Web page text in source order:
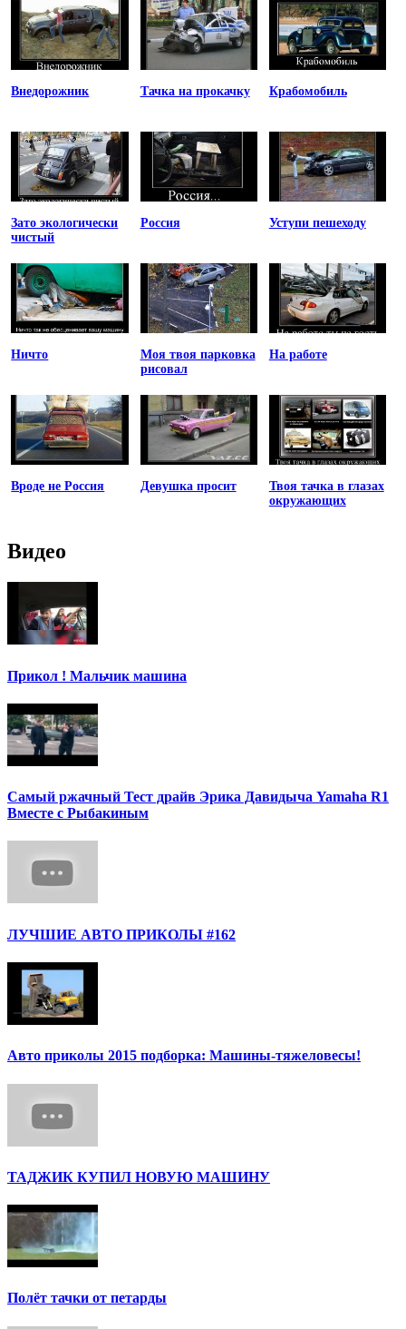
Внедорожник Тачка на прокачку Крабомобиль
Зато экологически
чистый
Россия Уступи пешеходу
Ничто
Моя твоя парковка
рисовал
На работе
Вроде не Россия Девушка просит
Твоя тачка в глазах
окружающих
Видео
Прикол ! Мальчик машина
Самый ржачный Тест драйв Эрика Давидыча Yamaha R1
Вместе с Рыбакиным
ЛУЧШИЕ АВТО ПРИКОЛЫ #162
Авто приколы 2015 подборка: Машины-тяжеловесы!
ТАДЖИК КУПИЛ НОВУЮ МАШИНУ
Полёт тачки от петарды